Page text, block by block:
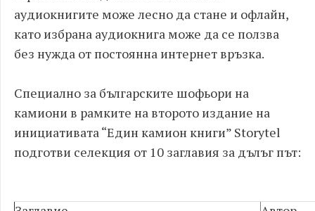
аудиокнигите може лесно да стане и офлайн,
като избрана аудиокнига може да се ползва
без нужда от постоянна интернет връзка.
Специално за българските шофьори на
камиони в рамките на второто издание на
инициативата “Един камион книги” Storytel
подготви селекция от 10 заглавия за дълъг път: